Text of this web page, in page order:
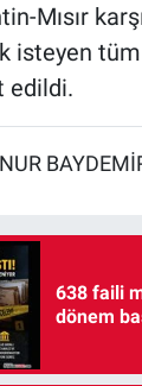
Mısır
isteyen
edildi.
638 faili
dönem